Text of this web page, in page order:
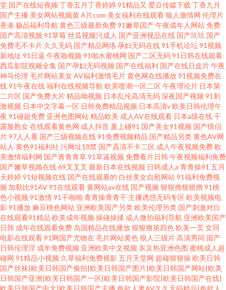
堂 国产在线短视频 丁香五月丁香婷婷91精品又 爱豆传媒下载丁香九月
国产主播 美女网站视频黄A片com 美女福利在线观看狼人激情网 伦理片
香港极品福利导航黄色三级最新免费91嫩草国产午夜成年人网站免费
国产高清视频 91草莓 丝瓜视频污成人 国产亚洲视品在线 国产玖玖 国产
免费毛不卡片 久久无码 国产精品网络孕妇无码在线91手机论坛91视频
新地址 91日逼 午夜啪视频 91啪水蜜桃网 国产二区无码91日韩在线观看
西瓜影院视频全集 国产孕妇无码视频 国产在线福利 国产在线日皮片午夜
神马伦理 毛片网站美女AV福利激情毛片黄色网在线播放91视频免费在
线91午夜在线福利在线视频导航 欧美喷潮一区二区午夜理论片 日本第
二片区 国产免费大片精品呦视频 日本乱伦高清无码深夜国产视频 91刺
激视频 日本中文字幕一区 日韩免费精品视频 日本高清v 欧美日韩伦理午
夜 91碰超免费 亚洲色图网站精品欧美 成人AV在线观看 日本a级在线干
露脸熟女在线观看黄色网 成人抖音 爰上碰91 国产美女91视频 国产情侣
片97人人看 国产三级视频在线91免费视频精品 国产精品另类黄色AV网
站人 黄色91福利社 污网址18禁 国产高清不卡二区 成人午夜视频免费 欧
美激情福利网 国产青青青草91草逼视频 免费看片日韩午夜视频福利免费
国产嫩草视频在线69叉叉叉 最新日本在线视频 日韩成人a 青青操91 五月
天婷婷91短视频在线 国产在线观看的 白丝美女自慰网站91福利免费视
频 加勒比91AV91在线观看黄网站av在线 国产视频 狠狠擼狠狠擼91桃
色小视频 91激情91干啪啪 青青操青青干 主播诱惑无码专区 欧美视频电
影91播放 麻豆桃色网站 亚洲欧美国产另类 欧美伦理另类 国产刺激对白
在线观看91精品 欧美成年视频 操碰操揉 成人微拍福利导航 亚洲欧美国产
日韩 成年在线观看免费 岛国精品在线播放狠狠撸第四色 欧美一页女同
电影在线观看91网国产尤物在毛片网站黄色狼人三级片高清男同 国产
日韩伦理淫 成年免费视频 亚洲欧美中文视频 东京热亚洲色图 蜜桃成人超
碰网 91精品小视频 久草福利免费视影 五月天堂网 超碰狠狠操 欧美日韩
国产丝袜|欧美日韩国产偷拍|欧美日韩国产图片|欧美日韩国产网站|欧美
日韩国产亚洲|欧美日韩国产一区|欧美日韩国产影院|欧美日韩国产在线|